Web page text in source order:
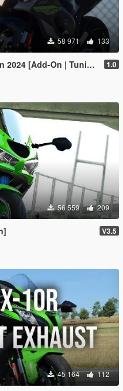
58 971 133
On | Tuning | Liveries] 1.0
56 559 209
V3.5
45 164 112